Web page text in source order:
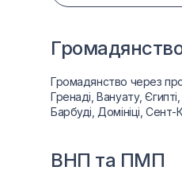
Громадянство через
Гренаді, Вануату,
Барбуді, Домініці, Сент-
ВНП та ПМП